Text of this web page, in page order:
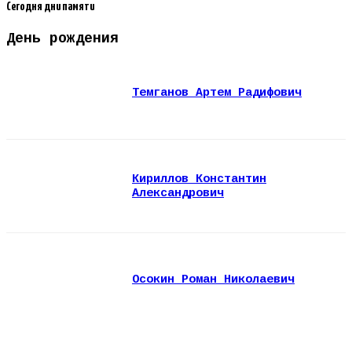
Сегодня дни памяти
День рождения
Темганов Артем Радифович
Кириллов Константин
Александрович
Осокин Роман Николаевич